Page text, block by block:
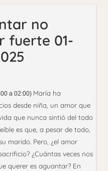
no
fuerte 01-
a 02:00) María ha
desde niña, un amor que
que nunca sintió del todo
es que, a pesar de todo,
marido. Pero, ¿el amor
¿Cuántas veces nos
querer es aguantar? En